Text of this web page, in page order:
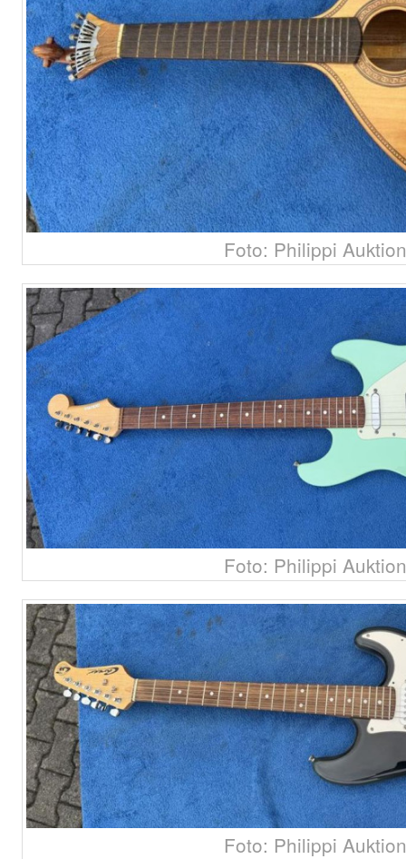
Foto: Philippi
Foto: Philippi
Foto: Philippi